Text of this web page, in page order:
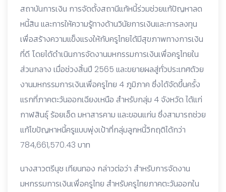
สถาบันการเงิน การจัดตั้งสถานีแก้หนี้ร่วมช่วยแก้ปัญหาลด
หนี้สิน และการให้ความรู้ทางด้านวินัยการเงินและการลงทุน
เพื่อสร้างความแข็งแรงให้กับครูไทยได้มีสุขภาพทางการเงิน
ที่ดี โดยได้ดำเนินการจัดงานมหกรรมการเงินเพื่อครูไทยใน
ส่วนกลาง เมื่อช่วงสิ้นปี 2565 และขยายผลสู่ทั่วประเทศด้วย
งานมหกรรมการเงินเพื่อครูไทย 4 ภูมิภาค ซึ่งได้จัดขึ้นครั้ง
แรกที่ภาคตะวันออกเฉียงเหนือ สำหรับกลุ่ม 4 จังหวัด ได้แก่
กาฬสินธุ์ ร้อยเอ็ด มหาสารคาม และขอนแก่น ซึ่งสามารถช่วย
แก้ไขปัญหาหนี้ครูแบบพุ่งเป้าที่กลุ่มลูกหนี้วิกฤติได้กว่า
784,661,570.43 บาท
นางสาวตรีนุช เทียนทอง กล่าวต่อว่า สำหรับการจัดงาน
มหกรรมการเงินเพื่อครูไทย สำหรับครูไทยภาคตะวันออกใน